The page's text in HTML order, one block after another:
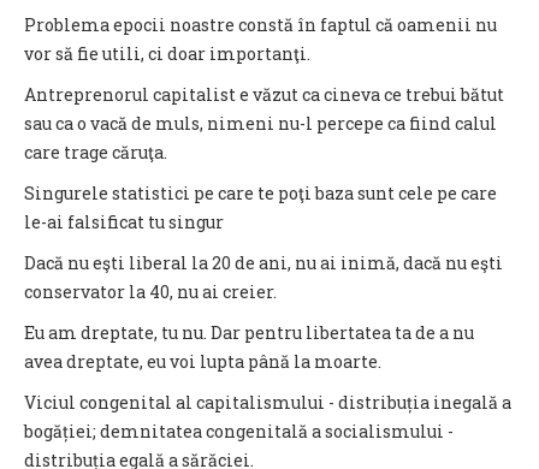
Problema epocii noastre constă în faptul că oamenii nu
vor să fie utili, ci doar importanţi.
Antreprenorul capitalist e văzut ca cineva ce trebui bătut
sau ca o vacă de muls, nimeni nu-l percepe ca fiind calul
care trage căruţa.
Singurele statistici pe care te poţi baza sunt cele pe care
le-ai falsificat tu singur
Dacă nu eşti liberal la 20 de ani, nu ai inimă, dacă nu eşti
conservator la 40, nu ai creier.
Eu am dreptate, tu nu. Dar pentru libertatea ta de a nu
avea dreptate, eu voi lupta până la moarte.
Viciul congenital al capitalismului - distribuția inegală a
bogăției; demnitatea congenitală a socialismului -
distribuția egală a sărăciei.